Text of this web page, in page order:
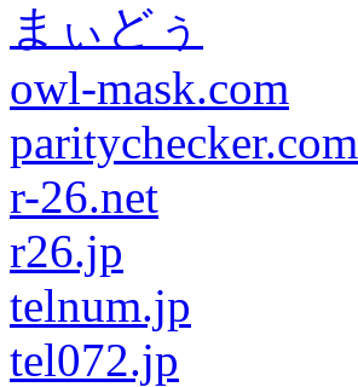
まぃどぅ
owl-mask.com
paritychecker.com
r-26.net
r26.jp
telnum.jp
tel072.jp